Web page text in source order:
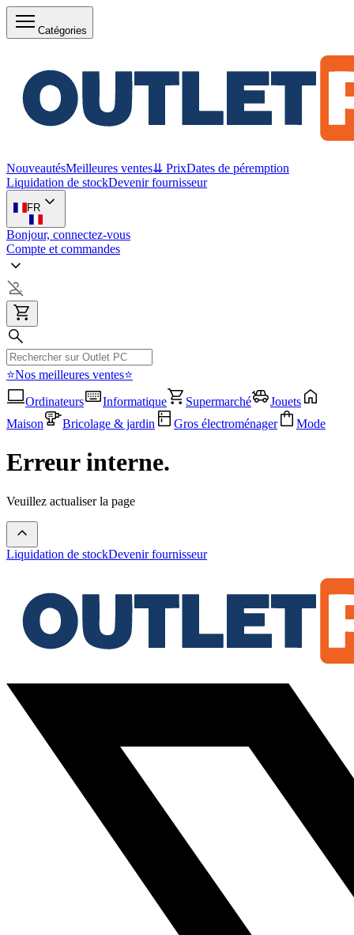
Catégories
NouveautésMeilleures ventes⇊ PrixDates de péremption
Liquidation de stockDevenir fournisseur
FR
Bonjour, connectez-vous
Compte et commandes
⭐Nos meilleures ventes⭐
Ordinateurs
Informatique Supermarché
Jouets
Maison
Bricolage & jardin Gros électroménager Mode
Erreur interne.
Veuillez actualiser la page
Liquidation de stockDevenir fournisseur